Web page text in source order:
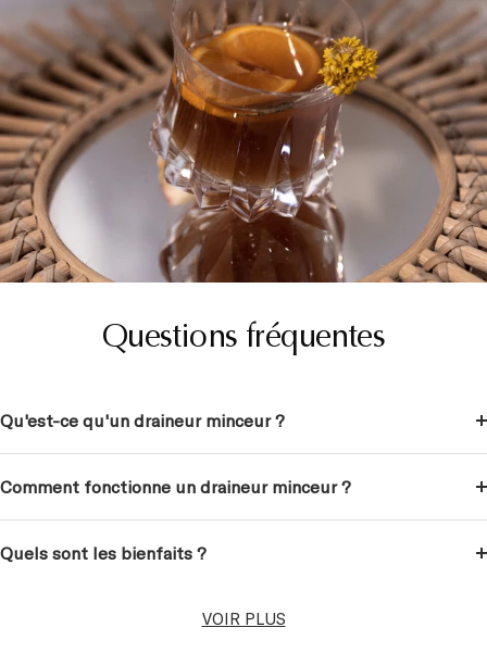
Questions fréquentes
Qu'est-ce qu'un draineur minceur ?
Comment fonctionne un draineur minceur ?
Quels sont les bienfaits ?
VOIR PLUS